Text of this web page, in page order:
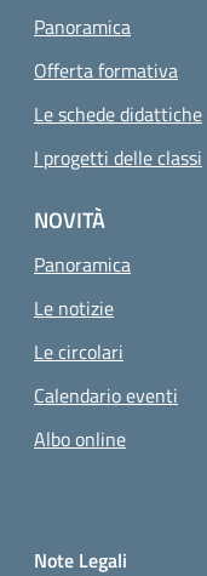
Panoramica
Offerta formativa
Le schede didattiche
I progetti delle classi
NOVITÀ
Panoramica
Le notizie
Le circolari
Calendario eventi
Albo online
Small prints
Note Legali